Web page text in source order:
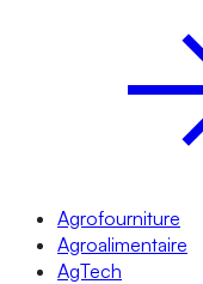
Agrofourniture
Agroalimentaire
AgTech